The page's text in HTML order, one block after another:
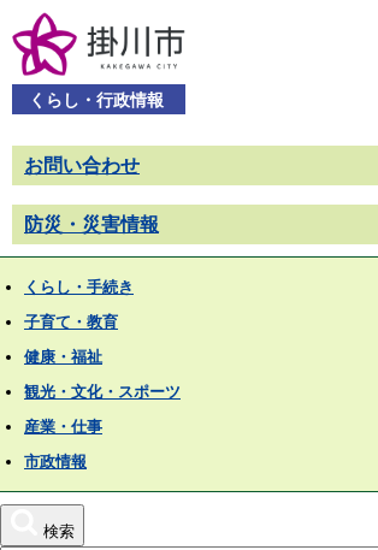
くらし・行政情報
お問い合わせ
防災・災害情報
くらし・手続き
子育て・教育
健康・福祉
観光・文化・スポーツ
産業・仕事
市政情報
検索